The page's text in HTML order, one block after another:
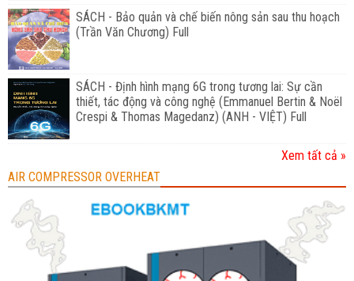
SÁCH - Bảo quản và chế biến nông sản sau thu hoạch
(Trần Văn Chương) Full
SÁCH - Định hình mạng 6G trong tương lai: Sự cần
thiết, tác động và công nghệ (Emmanuel Bertin & Noël
Crespi & Thomas Magedanz) (ANH - VIỆT) Full
Xem tất cả »
AIR COMPRESSOR OVERHEAT